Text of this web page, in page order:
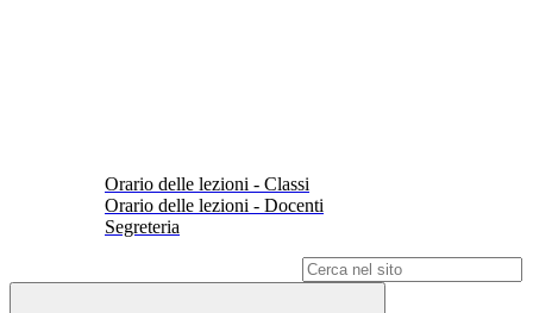
Orario delle lezioni - Classi
Orario delle lezioni - Docenti
Segreteria